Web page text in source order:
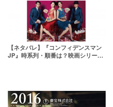
【ネタバレ】『コンフィデンスマン
JP』時系列・順番は？映画シリーズ